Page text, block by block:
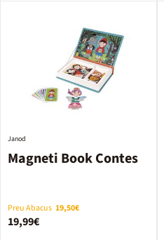
Magneti Book Contes
Janod
Preu Abacus 19,50€
19,99€